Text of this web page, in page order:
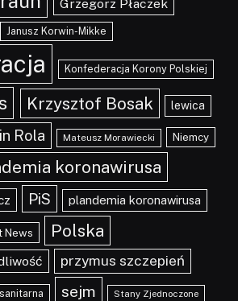
Grzegorz Płaczek
Janusz Korwin-Mikke
Konfederacja Korony Polskiej
Krzysztof Bosak lewica
Rola Mateusz Morawiecki Niemcy
koronawirusa
PiS plandemia koronawirusa
News Polska
przymus szczepień
sejm Stany Zjednoczone